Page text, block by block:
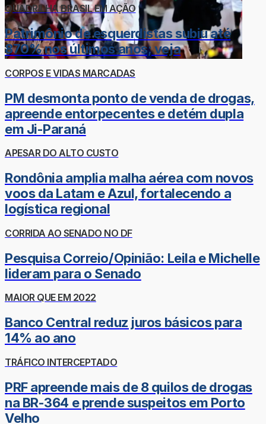
QUADRILHA BRASIL EM AÇÃO
Patrimônio de esquerdistas subiu até
870% nos últimos anos; veja
CORPOS E VIDAS MARCADAS
PM desmonta ponto de venda de drogas,
apreende entorpecentes e detém dupla
em Ji-Paraná
APESAR DO ALTO CUSTO
Rondônia amplia malha aérea com novos
voos da Latam e Azul, fortalecendo a
logística regional
CORRIDA AO SENADO NO DF
Pesquisa Correio/Opinião: Leila e Michelle
lideram para o Senado
MAIOR QUE EM 2022
Banco Central reduz juros básicos para
14% ao ano
TRÁFICO INTERCEPTADO
PRF apreende mais de 8 quilos de drogas
na BR-364 e prende suspeitos em Porto
Velho